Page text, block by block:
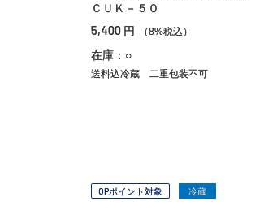
ＣＵＫ－５０
5,400 円 （8%税込）
在庫：○
送料込冷蔵 二重包装不可
OPポイント対象 冷蔵